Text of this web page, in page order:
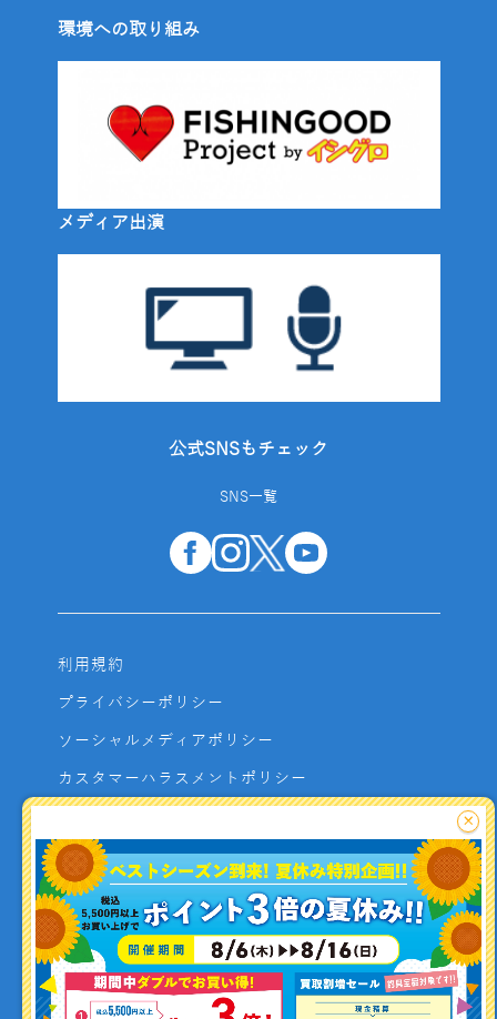
釣り情報を
投稿する
環境への取り組み
メディア出演
公式SNSもチェック
SNS一覧
利用規約
プライバシーポリシー
ソーシャルメディアポリシー
カスタマーハラスメントポリシー
よくあるご質問
お問い合わせ
利用者資金の保全方法
×